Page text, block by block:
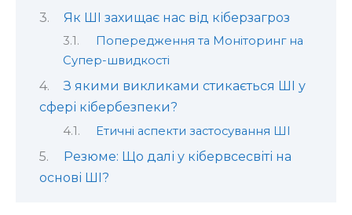
Як ШІ захищає нас від кіберзагроз
Попередження та Моніторинг на
Супер-швидкості
З якими викликами стикається ШІ у
сфері кібербезпеки?
Етичні аспекти застосування ШІ
Резюме: Що далі у кібервсесвіті на
основі ШІ?